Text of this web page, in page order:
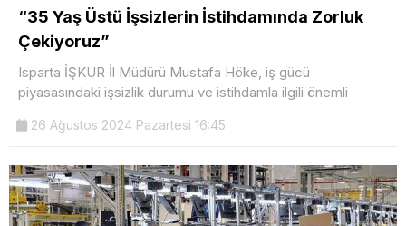
“35 Yaş Üstü İşsizlerin İstihdamında Zorluk
Çekiyoruz”
Isparta İŞKUR İl Müdürü Mustafa Höke, iş gücü
piyasasındaki işsizlik durumu ve istihdamla ilgili önemli
26 Ağustos 2024 Pazartesi 16:45